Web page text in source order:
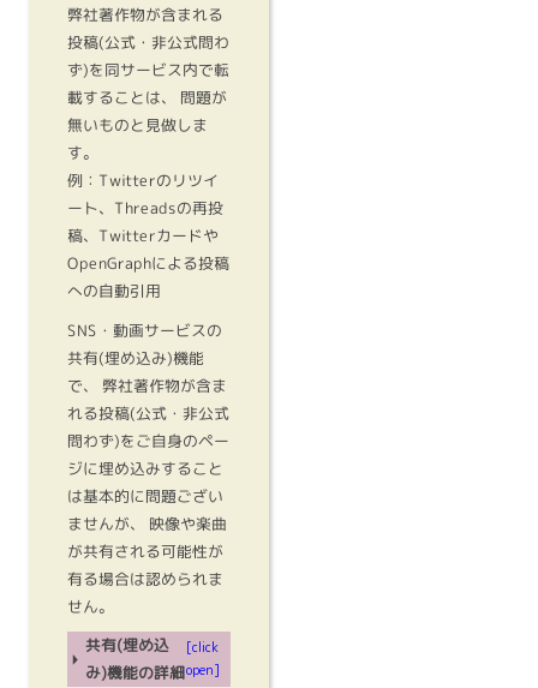
弊社著作物が含まれる
投稿(公式・非公式問わ
ず)を同サービス内で転
載することは、 問題が
無いものと見做しま
す。
例：Twitterのリツイ
ート、Threadsの再投
稿、Twitterカードや
OpenGraphによる投稿
への自動引用
SNS・動画サービスの
共有(埋め込み)機能
で、 弊社著作物が含ま
れる投稿(公式・非公式
問わず)をご自身のペー
ジに埋め込みすること
は基本的に問題ござい
ませんが、 映像や楽曲
が共有される可能性が
有る場合は認められま
せん。
共有(埋め込
み)機能の詳細
[click
open]